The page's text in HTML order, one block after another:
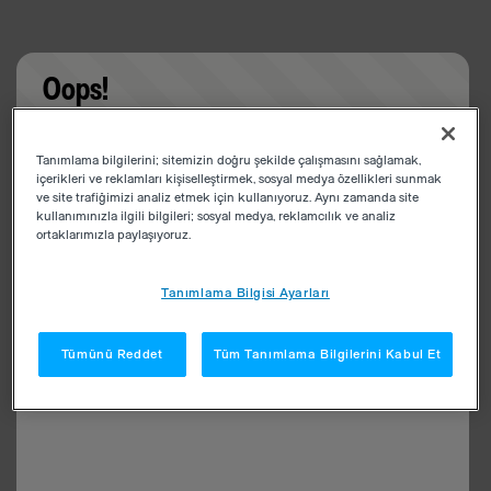
Oops!
app
Tanımlama bilgilerini; sitemizin doğru şekilde çalışmasını sağlamak,
içerikleri ve reklamları kişiselleştirmek, sosyal medya özellikleri sunmak
ve site trafiğimizi analiz etmek için kullanıyoruz. Aynı zamanda site
kullanımınızla ilgili bilgileri; sosyal medya, reklamcılık ve analiz
ortaklarımızla paylaşıyoruz.
Tanımlama Bilgisi Ayarları
Tümünü Reddet Tüm Tanımlama Bilgilerini Kabul Et